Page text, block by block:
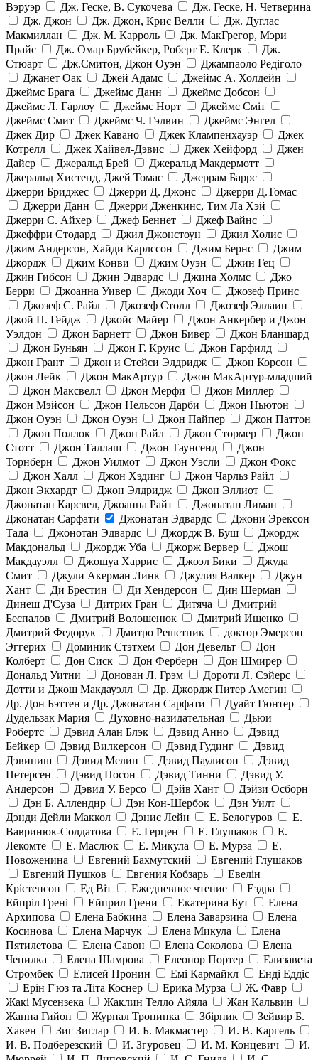
Вэруэр
Дж. Геске, В. Сукочева
Дж. Геске, Н. Четверина
Дж. Джон
Дж. Джон, Крис Велли
Дж. Дуглас
Макмиллан
Дж. М. Карроль
Дж. МакГрегор, Мэри
Прайс
Дж. Омар Брубейкер, Роберт Е. Клерк
Дж.
Стюарт
Дж.Смитон, Джон Оуэн
Джампаоло Редіголо
Джанет Оак
Джей Адамс
Джеймс А. Холдейн
Джеймс Брага
Джеймс Данн
Джеймс Добсон
Джеймс Л. Гарлоу
Джеймс Норт
Джеймс Сміт
Джеймс Смит
Джеймс Ч. Гэлвин
Джеймс Энгел
Джек Дир
Джек Кавано Джек Клампенхауэр
Джек
Котрелл
Джек Хайвел-Дэвис Джек Хейфорд
Джен
Дайєр
Джеральд Брей
Джеральд Макдермотт
Джеральд Хистенд, Джей Томас
Джеррам Баррс
Джерри Бриджес
Джерри Д. Джонс
Джерри Д.Томас
Джерри Данн
Джерри Дженкинс, Тим Ла Хэй
Джерри С. Айхер
Джеф Беннет
Джеф Вайнс
Джеффри Стодард
Джил Джонстоун
Джил Холис
Джим Андерсон, Хайди Карлссон
Джим Бернс
Джим
Джордж
Джим Конви Джим Оуэн
Джин Гец
Джин Гибсон
Джин Эдвардс Джина Холмс
Джо
Берри
Джоанна Уивер Джоди Хоч
Джозеф Принс
Джозеф С. Райл
Джозеф Столл
Джозеф Эллаин
Джой П. Гейдж
Джойс Майер
Джон Анкербер и Джон
Уэлдон
Джон Барнетт Джон Бивер
Джон Бланшард
Джон Буньян
Джон Г. Круис
Джон Гарфилд
Джон Грант
Джон и Стейси Элдридж
Джон Корсон
Джон Лейк
Джон МакАртур
Джон МакАртур-младший
Джон Максвелл
Джон Мерфи
Джон Миллер
Джон Мэйсон
Джон Нельсон Дарби
Джон Ньютон
Джон Оуэн
Джон Оуэн Джон Пайпер
Джон Паттон
Джон Поллок
Джон Райл Джон Стормер
Джон
Стотт
Джон Таллаш Джон Таунсенд
Джон
Торнберн
Джон Уилмот Джон Уэсли
Джон Фокс
Джон Халл
Джон Хэдинг
Джон Чарльз Райл
Джон Экхардт
Джон Элдридж
Джон Эллиот
Джонатан Карсвел, Джоанна Райт
Джонатан Лиман
Джонатан Сарфати
Джонатан Эдвардс
Джони Эрексон
Тада
Джонотан Эдвардс Джордж В. Буш
Джордж
Макдональд
Джордж Уба Джорж Вервер
Джош
Макдауэлл
Джошуа Харрис Джоэл Бики
Джуда
Смит
Джули Акерман Линк Джулия Валкер
Джун
Хант
Ди Брестин Ди Хендерсон
Дин Шерман
Динеш Д'Суза
Дитрих Гран Дитяча
Дмитрий
Беспалов
Дмитрий Волошенюк
Дмитрий Ищенко
Дмитрий Федорук
Дмитро Решетник
доктор Эмерсон
Эггерих
Доминик Стэтхем Дон Девельт
Дон
Колберт
Дон Сиск Дон Ферберн
Дон Шмирер
Дональд Уитни
Донован Л. Грэм
Дороти Л. Сэйерс
Дотти и Джош Макдауэлл
Др. Джордж Питер Амегин
Др. Дон Бэттен и Др. Джонатан Сарфати
Дуайт Гюнтер
Дудельзак Мария
Духовно-назидательная
Дьюи
Робертс
Дэвид Алан Блэк Дэвид Анно
Дэвид
Бейкер
Дэвид Вилкерсон Дэвид Гудинг
Дэвид
Дэвиниш
Дэвид Мелин Дэвид Паулисон
Дэвид
Петерсен
Дэвид Посон Дэвид Тинни
Дэвид У.
Андерсон
Дэвид У. Берсо Дэйв Хант
Дэйзи Осборн
Дэн Б. Алленднр
Дэн Кон-Шербок
Дэн Уилт
Дэнди Дейли Маккол
Дэнис Лейн Е. Белогуров
Е.
Вавринюк-Солдатова
Е. Герцен Е. Глушаков
Е.
Лекомте
Е. Маслюк Е. Микула Е. Мурза
Е.
Новоженина
Евгений Бахмутский
Евгений Глушаков
Евгений Пушков
Евгения Кобзарь
Евелін
Крістенсон
Ед Віт Ежедневное чтение
Ездра
Ейпріл Грені
Ейприл Грени Екатерина Бут
Елена
Архипова
Елена Бабкина Елена Заварзина
Елена
Косинова
Елена Марчук Елена Микула
Елена
Пятилетова
Елена Савон Елена Соколова
Елена
Чепилка
Елена Шамрова Елеонор Портер
Елизавета
Стромбек
Елисей Пронин Емі Кармайкл
Ендi Еддiс
Ерін Г'юз та Літа Коснер
Ерика Мурза
Ж. Фавр
Жакі Мусензека
Жаклин Телло Айяла
Жан Кальвин
Жанна Гийон
Журнал Тропинка Збірник
Зейвир Б.
Хавен
Зиг Зиглар И. Б. Макмастер
И. В. Каргель
И. В. Подберезский
И. Згуровец И. М. Концевич
И.